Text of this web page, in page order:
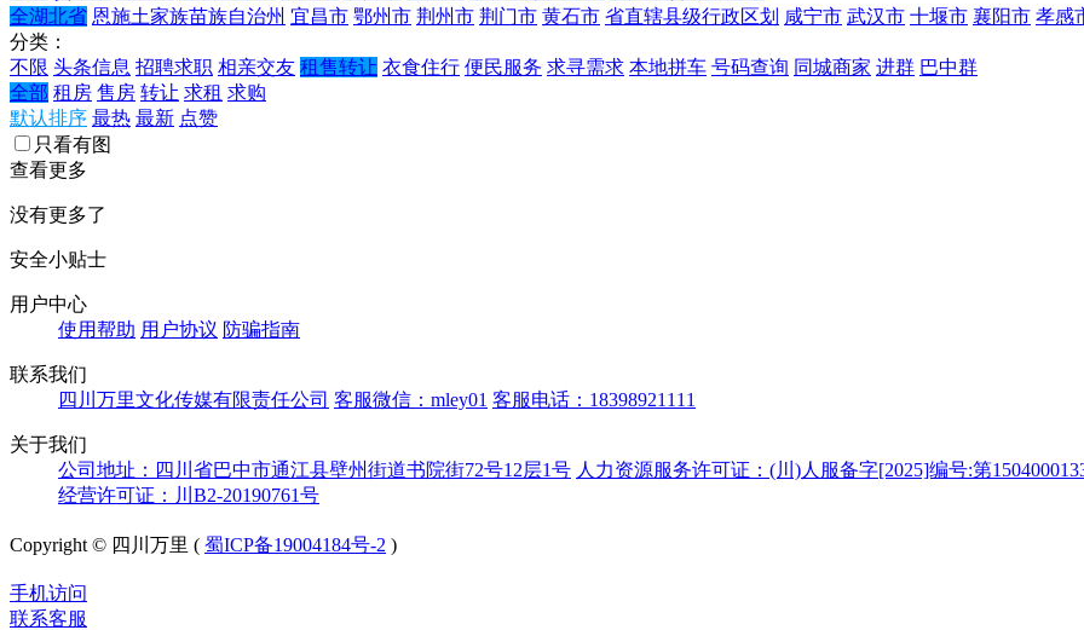
全湖北省 恩施土家族苗族自治州 宜昌市 鄂州市 荆州市 荆门市 黄石市 省直辖县级行政区划 咸宁市 武汉市 十堰市 襄阳市 孝感
分类：
不限 头条信息 招聘求职 相亲交友 租售转让 衣食住行 便民服务 求寻需求 本地拼车 号码查询 同城商家 进群 巴中群
全部 租房 售房 转让 求租 求购
默认排序 最热 最新 点赞
只看有图
查看更多
没有更多了
安全小贴士
用户中心
使用帮助 用户协议 防骗指南
联系我们
四川万里文化传媒有限责任公司 客服微信：mley01 客服电话：18398921111
关于我们
公司地址：四川省巴中市通江县壁州街道书院街72号12层1号 人力资源服务许可证：(川)人服备字[2025]编号:第
经营许可证：川B2-20190761号
Copyright © 四川万里 ( 蜀ICP备19004184号-2 )
手机访问
联系客服